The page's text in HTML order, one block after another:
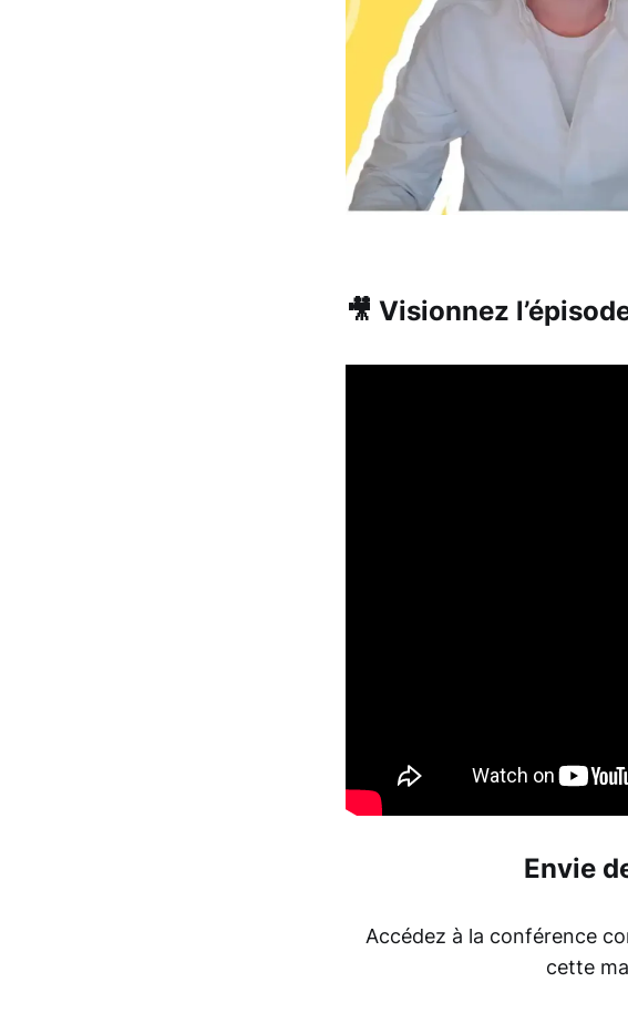
🎥 Visionnez
Envie
Accédez à la conférence
cette